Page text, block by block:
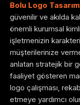
Bolu Logo
güvenilir ve akılda
önemli kurumsal
işletmenizin
müşterilerinize
anlatan stratejik bir
faaliyet gösteren
logo çalışması,
etmeye yardımcı